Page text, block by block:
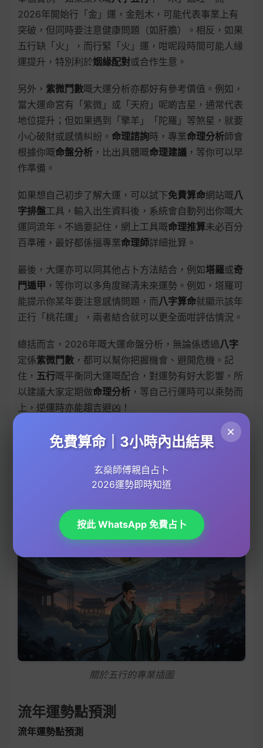
2026年開始行「金」運，金剋木，可能代表事業上有
突破，但同時要注意健康問題（如肝膽）。相反，如果
五行缺「火」，而行緊「火」運，咁呢段時間可能人緣
運提升，特別利於姻緣配對或合作生意。
另外， 紫微鬥數嘅大運分析亦都好有參考價值。例如，
當大運命宮有「紫微」或「天府」呢啲吉星，通常代表
地位提升；但如果遇到「擎羊」「陀羅」等煞星，就要
小心破財或感情糾紛。 命理諮詢時，專業命理分析師會
根據你嘅命盤分析 ，比出具體嘅命理建議 ，等你可以早
作準備。
如果想自己初步了解大運，可以試下免費算命網站嘅八
字排盤工具，輸入出生資料後，系統會自動列出你嘅大
運同流年。不過要記住，網上工具嘅命理推算未必百分
百準確，最好都係搵專業命理師詳細批算。
最後，大運亦可以同其他占卜方法結合，例如塔羅或奇
門遁甲 ，等你可以多角度睇清未來運勢。例如，塔羅可
能提示你某年要注意感情問題，而八字算命就顯示該年
正行「桃花運」，兩者結合就可以更全面咁評估情況。
總括而言，2026年嘅大運命盤分析，無論係透過八字
定係紫微鬥數 ，都可以幫你把握機會、避開危機。記
住， 五行嘅平衡同大運嘅配合，對運勢有好大影響，所
以建議大家定期做命理分析 ，等自己行運時可以乘勢而
上，逆運時亦能趨吉避凶！
關於五行的專業插圖
流年運勢點預測
流年運勢點預測
×
免費算命｜3小時內出結果
玄燊師傅親自占卜
2026運勢即時知道
按此 WhatsApp 免費占卜